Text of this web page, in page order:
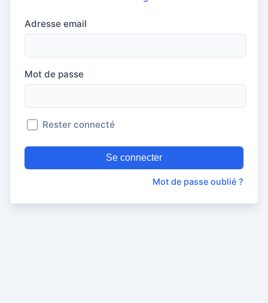
Adresse email
Mot de passe
Rester connecté
Se connecter
Mot de passe oublié ?